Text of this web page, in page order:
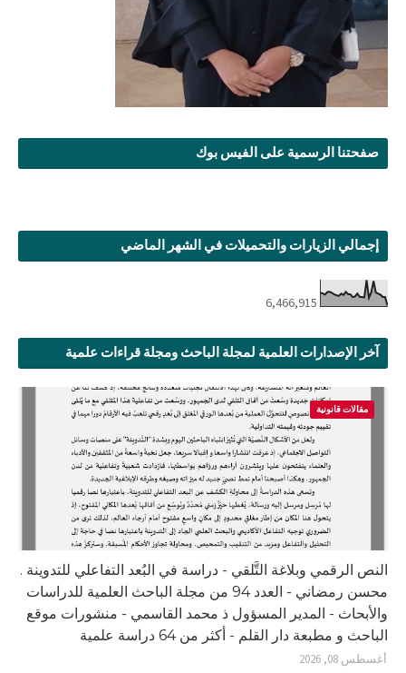
صفحتنا الرسمية على الفيس بوك
إجمالي الزيارات والتحميلات في الشهر الماضي
6,466,915
آخر الإصدارات العلمية لمجلة الباحث ومجلة قراءات علمية
مقالات قانونية
النص الرقمي وبلاغة التَّلقي - دراسة في البُعد التفاعلي للتدوينة .
محسن رمضاني - العدد 94 من مجلة الباحث العلمية للدراسات
والأبحاث - المدير المسؤول ذ محمد القاسمي - منشورات موقع
الباحث و مطبعة دار القلم - أكثر من 64 دراسة علمية
أغسطس 08, 2026